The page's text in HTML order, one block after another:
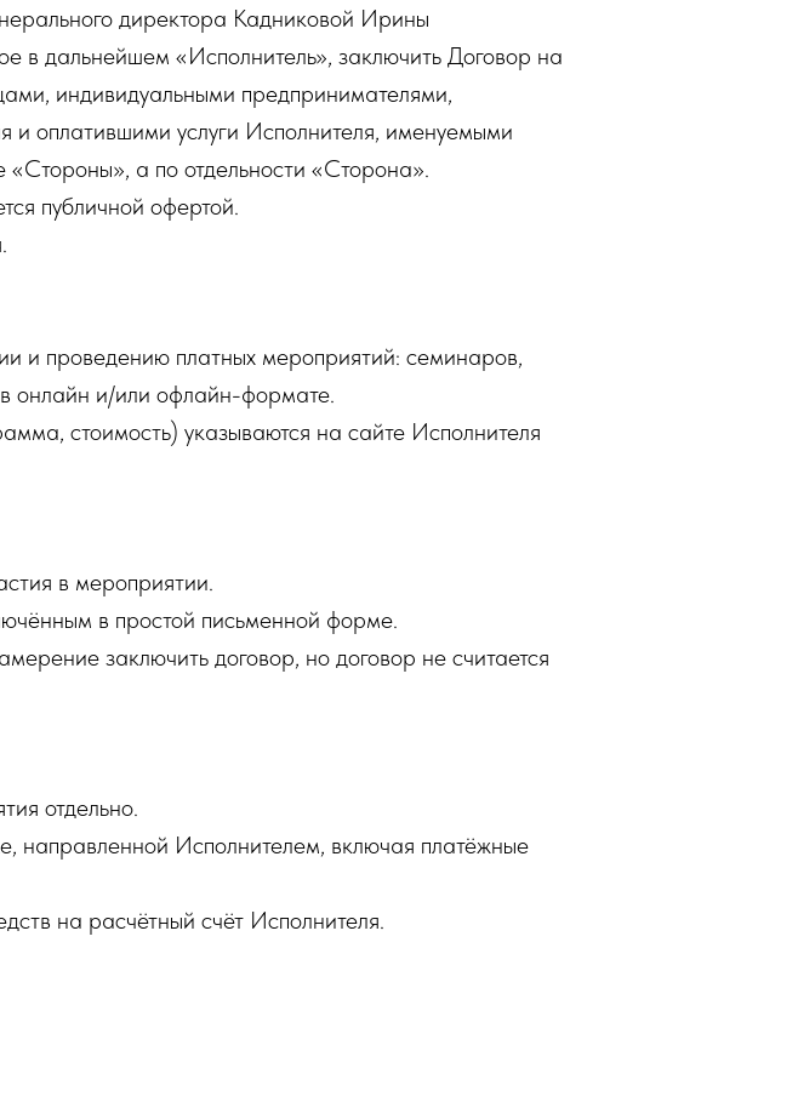
директора Кадниковой Ирины
в дальнейшем «Исполнитель», заключить Договор на
индивидуальными предпринимателями,
оплатившими услуги Исполнителя, именуемыми
а по отдельности «Сторона».
публичной офертой.
и проведению платных мероприятий: семинаров,
онлайн и/или офлайн-формате.
стоимость) указываются на сайте Исполнителя
в мероприятии.
в простой письменной форме.
заключить договор, но договор не считается
отдельно.
направленной Исполнителем, включая платёжные
на расчётный счёт Исполнителя.